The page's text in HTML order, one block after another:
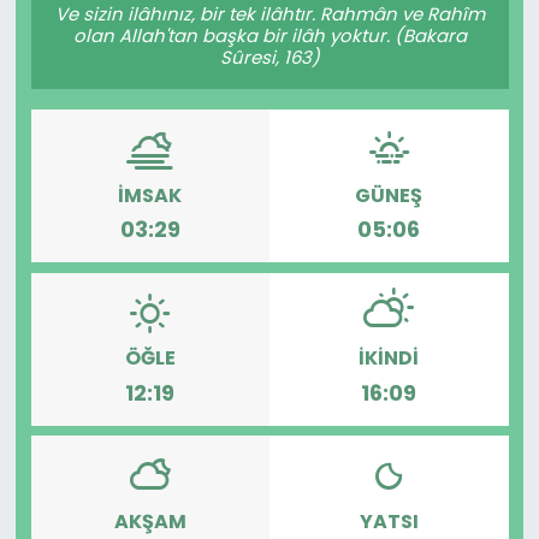
Ve sizin ilâhınız, bir tek ilâhtır. Rahmân ve Rahîm
olan Allah'tan başka bir ilâh yoktur. (Bakara
Sûresi, 163)
İMSAK
03:29
GÜNEŞ
05:06
ÖĞLE
12:19
İKINDI
16:09
AKŞAM YATSI